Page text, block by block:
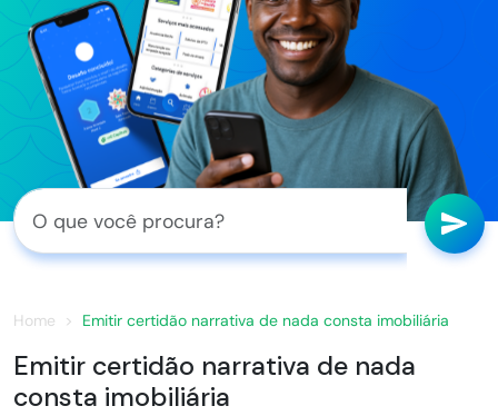
Home Emitir certidão narrativa de nada consta imobiliária
Emitir certidão narrativa de nada
consta imobiliária